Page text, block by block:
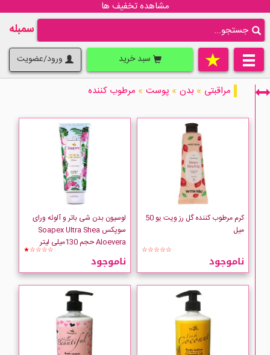
مشاهده تخفیف ها
سمبله
سبد خرید ورود/عضویت
فقط نمایش کالاهای موجود
Adessa
ADRA
Astral
مراقبتی » بدن » پوست » مرطوب کننده
کرم مرطوب کننده گل رز ویت یو 50
میل
☆☆☆☆☆
ناموجود
لوسیون بدن شی باتر و آلوئه ورای
سوپکس Soapex Ultra Shea
Aloevera حجم 130میلی لیتر
★☆☆☆☆
ناموجود